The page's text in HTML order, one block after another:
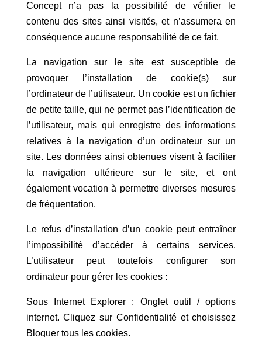
Concept n’a pas la possibilité de vérifier le
contenu des sites ainsi visités, et n’assumera en
conséquence aucune responsabilité de ce fait.
La navigation sur le site est susceptible de
provoquer l’installation de cookie(s) sur
l’ordinateur de l’utilisateur. Un cookie est un fichier
de petite taille, qui ne permet pas l’identification de
l’utilisateur, mais qui enregistre des informations
relatives à la navigation d’un ordinateur sur un
site. Les données ainsi obtenues visent à faciliter
la navigation ultérieure sur le site, et ont
également vocation à permettre diverses mesures
de fréquentation.
Le refus d’installation d’un cookie peut entraîner
l’impossibilité d’accéder à certains services.
L’utilisateur peut toutefois configurer son
ordinateur pour gérer les cookies :
Sous Internet Explorer : Onglet outil / options
internet. Cliquez sur Confidentialité et choisissez
Bloquer tous les cookies.